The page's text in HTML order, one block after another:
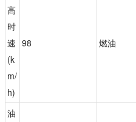
高
时
速
(k
m/
h)
98 燃油
油